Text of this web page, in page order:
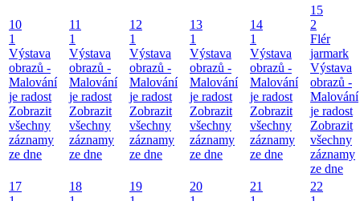
10
1
Výstava
obrazů -
Malování
je radost
Zobrazit
všechny
záznamy
ze dne
11
1
Výstava
obrazů -
Malování
je radost
Zobrazit
všechny
záznamy
ze dne
12
1
Výstava
obrazů -
Malování
je radost
Zobrazit
všechny
záznamy
ze dne
13
1
Výstava
obrazů -
Malování
je radost
Zobrazit
všechny
záznamy
ze dne
14
1
Výstava
obrazů -
Malování
je radost
Zobrazit
všechny
záznamy
ze dne
15
2
Flér
jarmark
Výstava
obrazů -
Malování
je radost
Zobrazit
všechny
záznamy
ze dne
17
18
19
20
21
22